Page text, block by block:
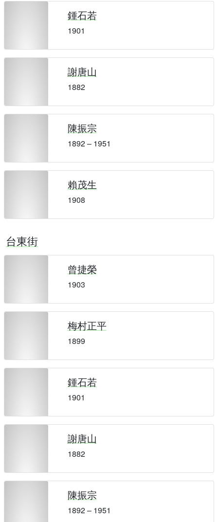
鍾石若
1901
謝唐山
1882
陳振宗
1892 – 1951
賴茂生
1908
台東街
曾捷榮
1903
梅村正平
1899
鍾石若
1901
謝唐山
1882
陳振宗
1892 – 1951